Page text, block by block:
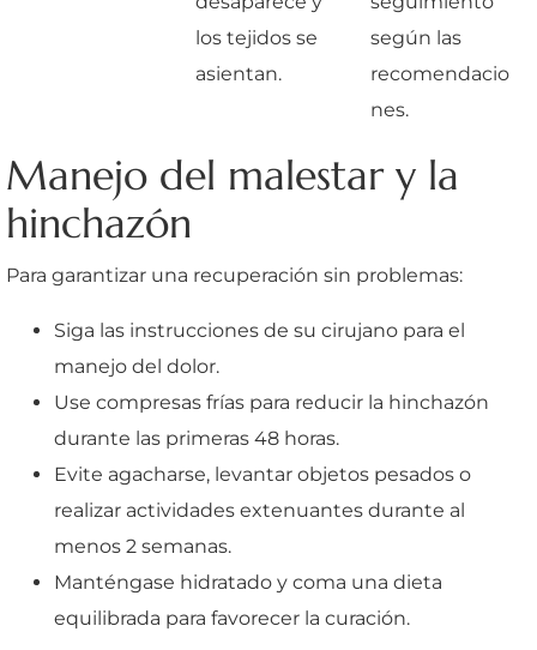
los tejidos se
asientan.
según las
recomendacio
nes.
Manejo del malestar y la
hinchazón
Para garantizar una recuperación sin problemas:
Siga las instrucciones de su cirujano para el
manejo del dolor.
Use compresas frías para reducir la hinchazón
durante las primeras 48 horas.
Evite agacharse, levantar objetos pesados o
realizar actividades extenuantes durante al
menos 2 semanas.
Manténgase hidratado y coma una dieta
equilibrada para favorecer la curación.